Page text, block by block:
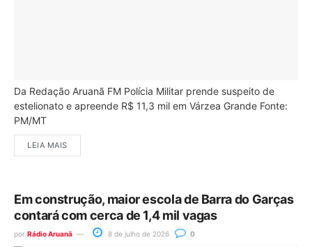
Da Redação Aruanã FM Polícia Militar prende suspeito de
estelionato e apreende R$ 11,3 mil em Várzea Grande Fonte:
PM/MT
LEIA MAIS
Em construção, maior escola de Barra do Garças
contará com cerca de 1,4 mil vagas
por Rádio Aruanã 8 de julho de 2026 0